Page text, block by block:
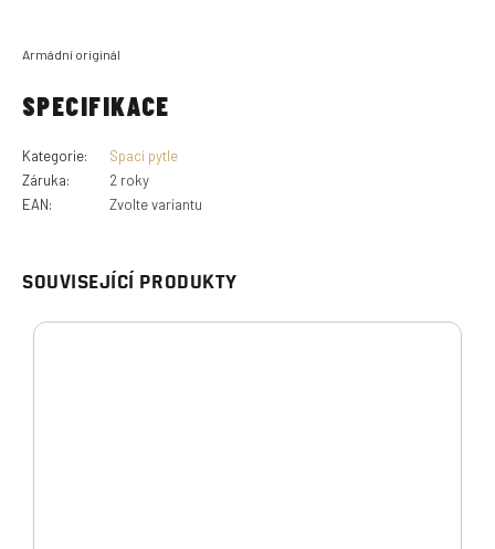
SOUVISEJÍCÍ PRODUKTY
Armádní originál
SPECIFIKACE
Kategorie:
Spací pytle
Záruka:
2 roky
EAN: Zvolte variantu